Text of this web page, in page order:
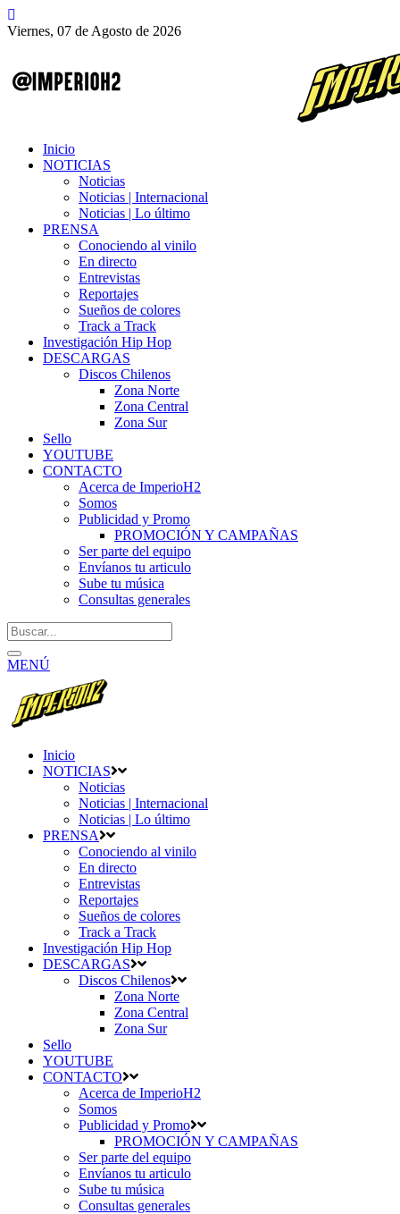
Viernes, 07 de Agosto de 2026
Inicio
NOTICIAS
Noticias
Noticias | Internacional
Noticias | Lo último
PRENSA
Conociendo al vinilo
En directo
Entrevistas
Reportajes
Sueños de colores
Track a Track
Investigación Hip Hop
DESCARGAS
Discos Chilenos
Zona Norte
Zona Central
Zona Sur
Sello
YOUTUBE
CONTACTO
Acerca de ImperioH2
Somos
Publicidad y Promo
PROMOCIÓN Y CAMPAÑAS
Ser parte del equipo
Envíanos tu articulo
Sube tu música
Consultas generales
MENÚ
Inicio
NOTICIAS
Noticias
Noticias | Internacional
Noticias | Lo último
PRENSA
Conociendo al vinilo
En directo
Entrevistas
Reportajes
Sueños de colores
Track a Track
Investigación Hip Hop
DESCARGAS
Discos Chilenos
Zona Norte
Zona Central
Zona Sur
Sello
YOUTUBE
CONTACTO
Acerca de ImperioH2
Somos
Publicidad y Promo
PROMOCIÓN Y CAMPAÑAS
Ser parte del equipo
Envíanos tu articulo
Sube tu música
Consultas generales